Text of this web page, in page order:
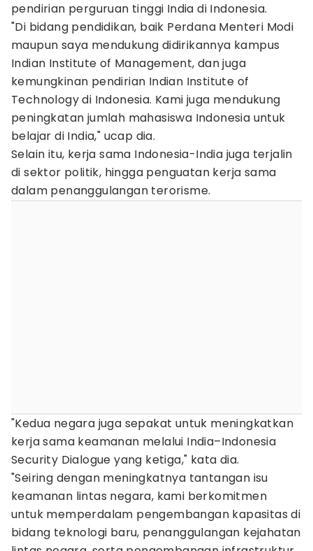
pendirian perguruan tinggi India di Indonesia.
"Di bidang pendidikan, baik Perdana Menteri Modi
maupun saya mendukung didirikannya kampus
Indian Institute of Management, dan juga
kemungkinan pendirian Indian Institute of
Technology di Indonesia. Kami juga mendukung
peningkatan jumlah mahasiswa Indonesia untuk
belajar di India," ucap dia.
Selain itu, kerja sama Indonesia-India juga terjalin
di sektor politik, hingga penguatan kerja sama
dalam penanggulangan terorisme.
"Kedua negara juga sepakat untuk meningkatkan
kerja sama keamanan melalui India–Indonesia
Security Dialogue yang ketiga," kata dia.
"Seiring dengan meningkatnya tantangan isu
keamanan lintas negara, kami berkomitmen
untuk memperdalam pengembangan kapasitas di
bidang teknologi baru, penanggulangan kejahatan